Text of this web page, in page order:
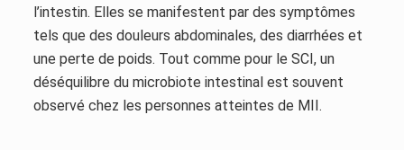
l’intestin. Elles se manifestent par des symptômes
tels que des douleurs abdominales, des diarrhées et
une perte de poids. Tout comme pour le SCI, un
déséquilibre du microbiote intestinal est souvent
observé chez les personnes atteintes de MII.